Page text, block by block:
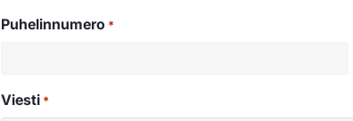
Puhelinnumero *
Viesti *